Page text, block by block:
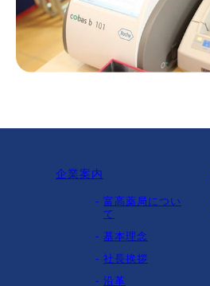
企業案内
富高薬局につい
て
基本理念
社長挨拶
沿革